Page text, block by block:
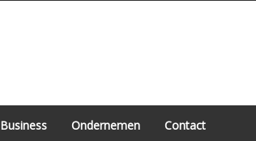
Business Ondernemen Contact